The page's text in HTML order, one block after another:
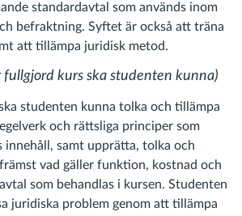
standardavtal som används inom
befraktning. Syftet är också att träna
att tillämpa juridisk metod.
fullgjord kurs ska studenten kunna)
studenten kunna tolka och tillämpa
och rättsliga principer som
innehåll, samt upprätta, tolka och
vad gäller funktion, kostnad och
som behandlas i kursen. Studenten
juridiska problem genom att tillämpa